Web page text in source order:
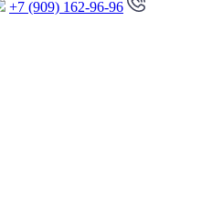
+7 (909) 162-96-96